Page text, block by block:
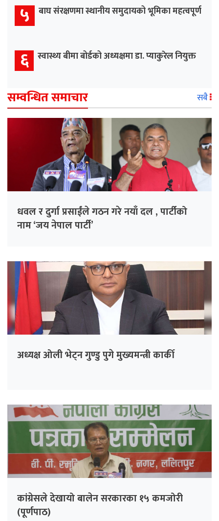
५ बाघ संरक्षणमा स्थानीय समुदायको भूमिका महत्वपूर्ण
६ स्वास्थ्य बीमा बोर्डको अध्यक्षमा डा. प्याकुरेल नियुक्त
सम्वन्धित समाचार सबै
धवल र दुर्गा प्रसाईंले गठन गरे नयाँ दल , पार्टीको
नाम ‘जय नेपाल पार्टी’
अध्यक्ष ओली भेट्न गुण्डु पुगे मुख्यमन्त्री कार्की
कांग्रेसले देखायो बालेन सरकारका १५ कमजोरी
(पूर्णपाठ)